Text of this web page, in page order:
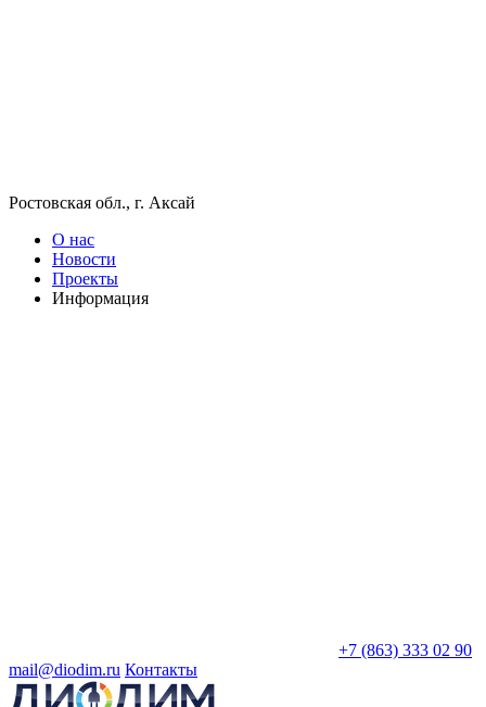
Ростовская обл., г. Аксай
О нас
Новости
Проекты
Информация
+7 (863) 333 02 90
mail@diodim.ru Контакты